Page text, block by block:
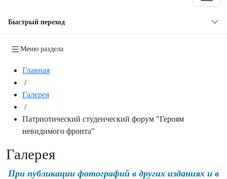
Быстрый переход
Меню раздела
Главная
/
Галерея
/
Патриотический студенческий форум "Героям
невидимого фронта"
Галерея
При публикации фотографий в других изданиях и в